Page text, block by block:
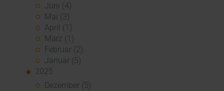
Juni (4)
Mai (3)
April (1)
März (1)
Februar (2)
Januar (5)
2025
Dezember (5)